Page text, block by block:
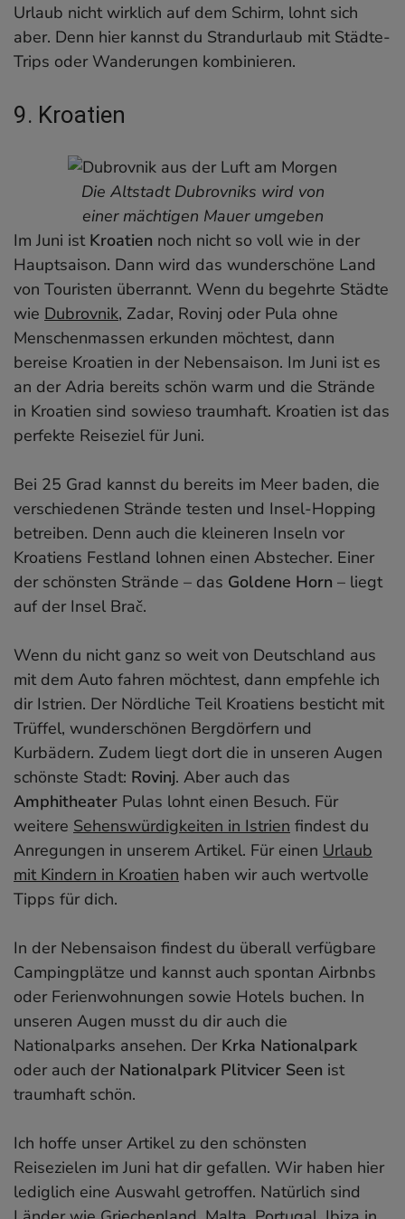
Urlaub nicht wirklich auf dem Schirm, lohnt sich
aber. Denn hier kannst du Strandurlaub mit Städte-
Trips oder Wanderungen kombinieren.
9. Kroatien
Die Altstadt Dubrovniks wird von
einer mächtigen Mauer umgeben
Im Juni ist Kroatien noch nicht so voll wie in der
Hauptsaison. Dann wird das wunderschöne Land
von Touristen überrannt. Wenn du begehrte Städte
wie Dubrovnik, Zadar, Rovinj oder Pula ohne
Menschenmassen erkunden möchtest, dann
bereise Kroatien in der Nebensaison. Im Juni ist es
an der Adria bereits schön warm und die Strände
in Kroatien sind sowieso traumhaft. Kroatien ist das
perfekte Reiseziel für Juni.
Bei 25 Grad kannst du bereits im Meer baden, die
verschiedenen Strände testen und Insel-Hopping
betreiben. Denn auch die kleineren Inseln vor
Kroatiens Festland lohnen einen Abstecher. Einer
der schönsten Strände – das Goldene Horn – liegt
auf der Insel Brač.
Wenn du nicht ganz so weit von Deutschland aus
mit dem Auto fahren möchtest, dann empfehle ich
dir Istrien. Der Nördliche Teil Kroatiens besticht mit
Trüffel, wunderschönen Bergdörfern und
Kurbädern. Zudem liegt dort die in unseren Augen
schönste Stadt: Rovinj. Aber auch das
Amphitheater Pulas lohnt einen Besuch. Für
weitere Sehenswürdigkeiten in Istrien findest du
Anregungen in unserem Artikel. Für einen Urlaub
mit Kindern in Kroatien haben wir auch wertvolle
Tipps für dich.
In der Nebensaison findest du überall verfügbare
Campingplätze und kannst auch spontan Airbnbs
oder Ferienwohnungen sowie Hotels buchen. In
unseren Augen musst du dir auch die
Nationalparks ansehen. Der Krka Nationalpark
oder auch der Nationalpark Plitvicer Seen ist
traumhaft schön.
Ich hoffe unser Artikel zu den schönsten
Reisezielen im Juni hat dir gefallen. Wir haben hier
lediglich eine Auswahl getroffen. Natürlich sind